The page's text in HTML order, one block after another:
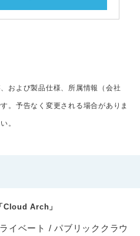
および製品仕様、所属情報（会社
。予告なく変更される場合がありま
。
Cloud Arch」
イベート / パブリッククラウ